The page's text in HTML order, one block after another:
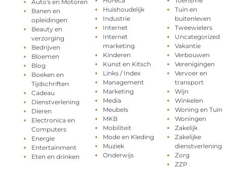
Auto's en Motoren
Banen en
opleidingen
Beauty en
verzorging
Bedrijven
Bloemen
Blog
Boeken en
Tijdschriften
Cadeau
Dienstverlening
Dieren
Electronica en
Computers
Energie
Entertainment
Eten en drinken
Huishoudelijk
Industrie
Internet
Internet
marketing
Kinderen
Kunst en Kitsch
Links / Index
Management
Marketing
Media
Meubels
MKB
Mobiliteit
Mode en Kleding
Muziek
Onderwijs
Tuin en
buitenleven
Tweewielers
Uncategorized
Vakantie
Verbouwen
Verenigingen
Vervoer en
transport
Wijn
Winkelen
Woning en Tuin
Woningen
Zakelijk
Zakelijke
dienstverlening
Zorg
ZZP